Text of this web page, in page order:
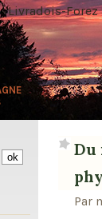
Livradois-Forez
Du
Par